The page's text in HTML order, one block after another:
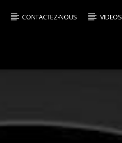
CONTACTEZ-NOUS VIDEOS